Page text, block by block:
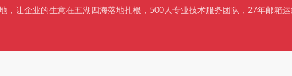
，让企业的生意在五湖四海落地扎根，500人专业技术服务团队，27年邮箱